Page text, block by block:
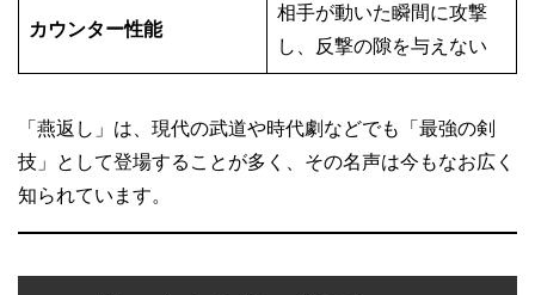
カウンター性能
相手が動いた瞬間に攻撃
し、反撃の隙を与えない
「燕返し」は、現代の武道や時代劇などでも「最強の剣
技」として登場することが多く、その名声は今もなお広く
知られています。